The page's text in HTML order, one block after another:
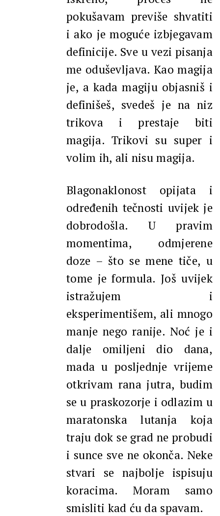
pokušavam previše shvatiti
i ako je moguće izbjegavam
definicije. Sve u vezi pisanja
me oduševljava. Kao magija
je, a kada magiju objasniš i
definišeš, svedeš je na niz
trikova i prestaje biti
magija. Trikovi su super i
volim ih, ali nisu magija.
Blagonaklonost opijata i
određenih tečnosti uvijek je
dobrodošla. U pravim
momentima, odmjerene
doze – što se mene tiče, u
tome je formula. Još uvijek
istražujem i
eksperimentišem, ali mnogo
manje nego ranije. Noć je i
dalje omiljeni dio dana,
mada u posljednje vrijeme
otkrivam rana jutra, budim
se u praskozorje i odlazim u
maratonska lutanja koja
traju dok se grad ne probudi
i sunce sve ne okonča. Neke
stvari se najbolje ispisuju
koracima. Moram samo
smisliti kad ću da spavam.